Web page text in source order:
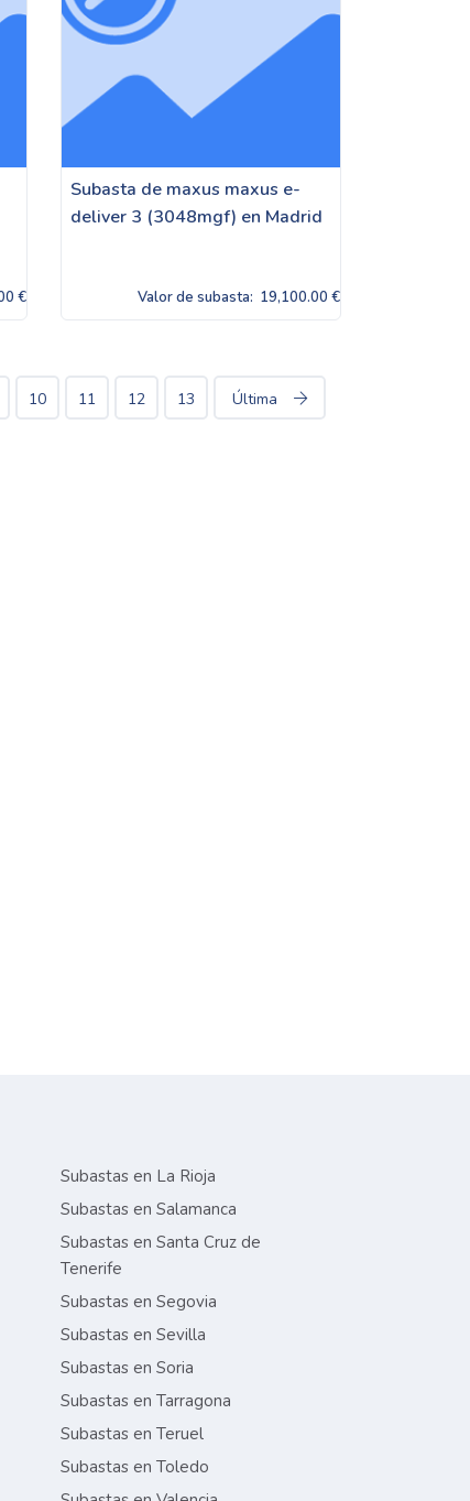
€
Subasta de maxus maxus e-
deliver 3 (3048mgf) en Madrid
Valor de subasta: 19,100.00 €
10 11 12 13 Última
Subastas en La Rioja
Subastas en Salamanca
Subastas en Santa Cruz de
Tenerife
Subastas en Segovia
Subastas en Sevilla
Subastas en Soria
Subastas en Tarragona
Subastas en Teruel
Subastas en Toledo